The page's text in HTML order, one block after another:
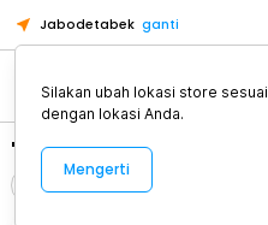
Jabodetabek ganti
"tsa"
Urutkan
Silakan ubah lokasi store sesuai
dengan lokasi Anda.
Mengerti